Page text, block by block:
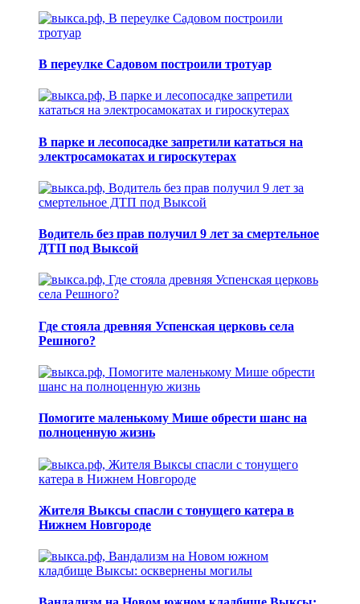
В переулке Садовом построили тротуар
В парке и лесопосадке запретили кататься на
электросамокатах и гироскутерах
Водитель без прав получил 9 лет за смертельное
ДТП под Выксой
Где стояла древняя Успенская церковь села
Решного?
Помогите маленькому Мише обрести шанс на
полноценную жизнь
Жителя Выксы спасли с тонущего катера в
Нижнем Новгороде